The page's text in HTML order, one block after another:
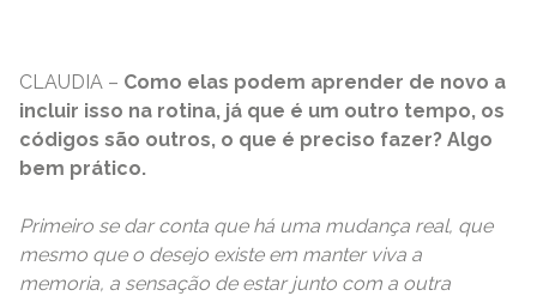
CLAUDIA – Como elas podem aprender de novo a
incluir isso na rotina, já que é um outro tempo, os
códigos são outros, o que é preciso fazer? Algo
bem prático.
Primeiro se dar conta que há uma mudança real, que
mesmo que o desejo existe em manter viva a
memoria, a sensação de estar junto com a outra